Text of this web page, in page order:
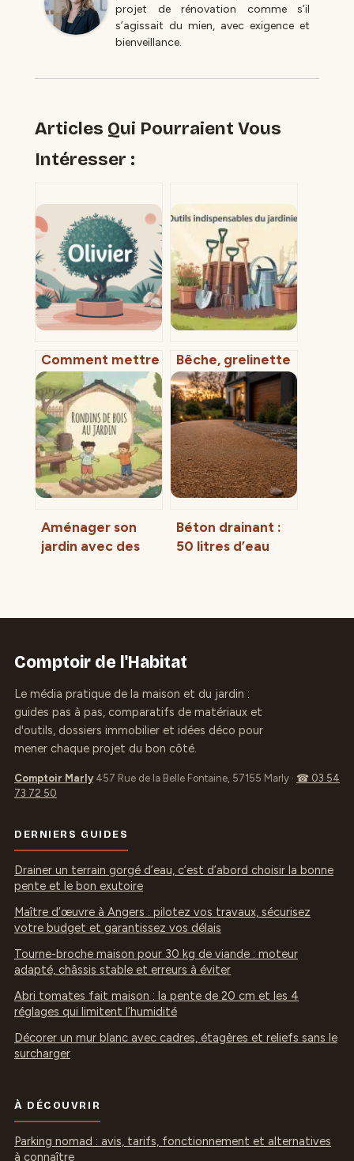
projet de rénovation comme s’il
s’agissait du mien, avec exigence et
bienveillance.
Articles Qui Pourraient Vous
Intéresser :
Comment mettre
en valeur un
olivier dans votre
jardin ou sur
votre terrasse
Bêche, grelinette
ou sécateur : 12
outils
indispensables
pour un jardin
productif sans
effort
Aménager son
jardin avec des
de longévité
Béton drainant :
50 litres d’eau
Comptoir de l'Habitat
Le média pratique de la maison et du jardin :
guides pas à pas, comparatifs de matériaux et
d'outils, dossiers immobilier et idées déco pour
mener chaque projet du bon côté.
Comptoir Marly 457 Rue de la Belle Fontaine, 57155 Marly · ☎ 03 54
73 72 50
DERNIERS GUIDES
Drainer un terrain gorgé d’eau, c’est d’abord choisir la bonne
pente et le bon exutoire
Maître d’œuvre à Angers : pilotez vos travaux, sécurisez
votre budget et garantissez vos délais
Tourne-broche maison pour 30 kg de viande : moteur
adapté, châssis stable et erreurs à éviter
Abri tomates fait maison : la pente de 20 cm et les 4
réglages qui limitent l’humidité
Décorer un mur blanc avec cadres, étagères et reliefs sans le
surcharger
À DÉCOUVRIR
Parking nomad : avis, tarifs, fonctionnement et alternatives
à connaître